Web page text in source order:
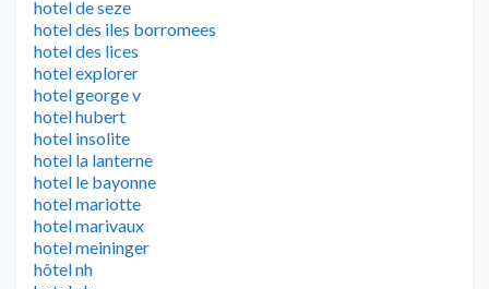
hotel de seze
hotel des iles borromees
hotel des lices
hotel explorer
hotel george v
hotel hubert
hotel insolite
hotel la lanterne
hotel le bayonne
hotel mariotte
hotel marivaux
hotel meininger
hôtel nh